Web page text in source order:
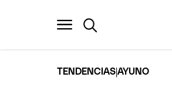
TENDENCIAS|AYUNO